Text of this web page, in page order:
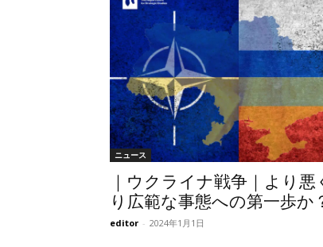
ニュース
｜ウクライナ戦争｜より悪
り広範な事態への第一歩か
editor - 2024年1月1日